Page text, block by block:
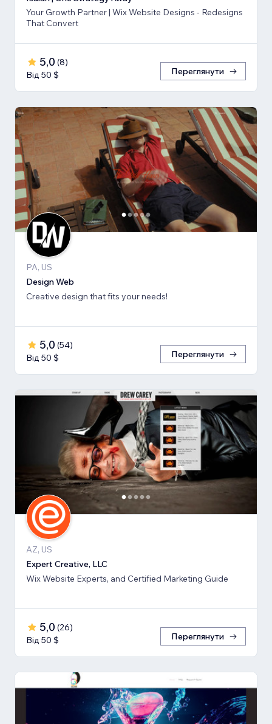
Your Growth Partner | Wix Website Designs - Redesigns
That Convert
5,0 (8)
Від 50 $
Переглянути
PA, US
Design Web
Creative design that fits your needs!
5,0 (54)
Від 50 $
Переглянути
AZ, US
Expert Creative, LLC
Wix Website Experts, and Certified Marketing Guide
5,0 (26)
Від 50 $
Переглянути